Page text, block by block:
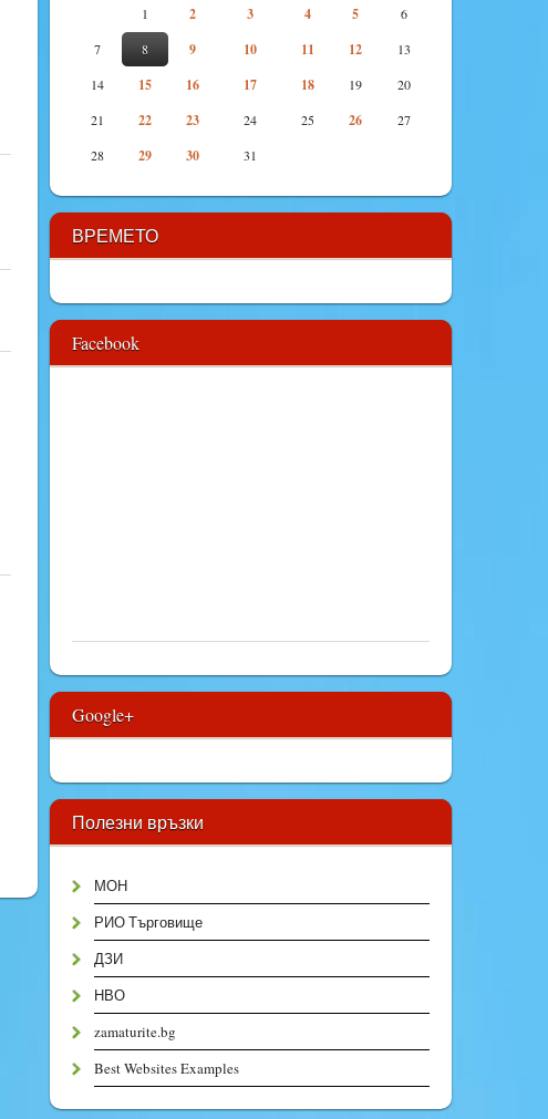
1 2 3 4 5
6
7
8 9 10 11 12
13
14
15 16 17 18 19
20
21
22 23 24 25 26
27
28
29 30 31
ВРЕМЕТО
Facebook
Google+
Полезни връзки
МОН
РИО Търговище
ДЗИ
НВО
zamaturite.bg
Best Websites Examples